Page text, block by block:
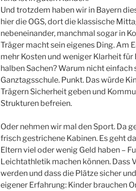
Und trotzdem haben wir in Bayern
hier die OGS, dort die klassische
nebeneinander, manchmal sogar in
Träger macht sein eigenes Ding. Am
mehr Kosten und weniger Klarheit für
halben Sachen? Warum nicht einfach
Ganztagsschule. Punkt. Das würde
Trägern Sicherheit geben und
Strukturen befreien.
Oder nehmen wir mal den Sport. Da
frisch gestrichene Kabinen. Es geht
Eltern viel oder wenig Geld haben –
Leichtathletik machen können. Dass
werden und dass die Plätze sicher
eigener Erfahrung: Kinder brauchen